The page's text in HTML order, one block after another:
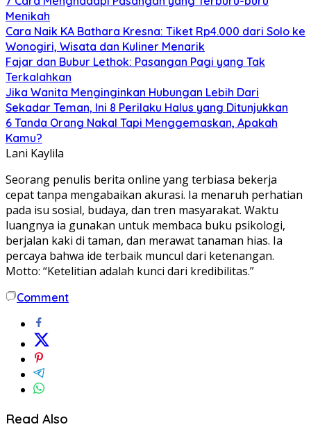
Menikah
Cara Naik KA Bathara Kresna: Tiket Rp4.000 dari Solo ke
Wonogiri, Wisata dan Kuliner Menarik
Fajar dan Bubur Lethok: Pasangan Pagi yang Tak
Terkalahkan
Jika Wanita Menginginkan Hubungan Lebih Dari
Sekadar Teman, Ini 8 Perilaku Halus yang Ditunjukkan
6 Tanda Orang Nakal Tapi Menggemaskan, Apakah
Kamu?
Lani Kaylila
Seorang penulis berita online yang terbiasa bekerja
cepat tanpa mengabaikan akurasi. Ia menaruh perhatian
pada isu sosial, budaya, dan tren masyarakat. Waktu
luangnya ia gunakan untuk membaca buku psikologi,
berjalan kaki di taman, dan merawat tanaman hias. Ia
percaya bahwa ide terbaik muncul dari ketenangan.
Motto: “Ketelitian adalah kunci dari kredibilitas.”
Comment
Read Also